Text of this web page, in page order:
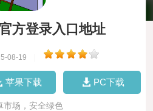
方登录入口地址
08-19
苹果下载 PC下载
市场，安全绿色